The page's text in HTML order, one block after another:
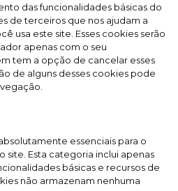
das funcionalidades básicas do
de terceiros que nos ajudam a
usa este site. Esses cookies serão
apenas com o seu
tem a opção de cancelar esses
de alguns desses cookies pode
essenciais para o
Esta categoria inclui apenas
básicas e recursos de
não armazenam nenhuma